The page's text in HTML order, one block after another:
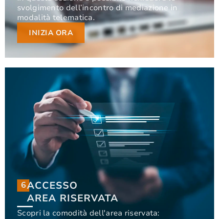
svolgimento dell’incontro di mediazione in
modalità telematica.
INIZIA ORA
svolgimento dell’incontro di mediazione in
modalità telematica.
INIZIA ORA
6ACCESSO
AREA RISERVATA
Scopri la comodità dell'area riservata:
6
ACCESSO
AREA RISERVATA